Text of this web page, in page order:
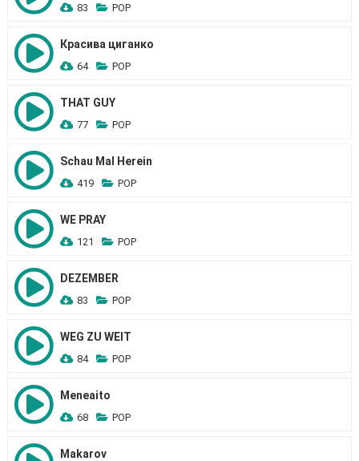
83 POP
Красива циганко
64 POP
THAT GUY
77 POP
Schau Mal Herein
419 POP
WE PRAY
121 POP
DEZEMBER
83 POP
WEG ZU WEIT
84 POP
Meneaito
68 POP
Makarov